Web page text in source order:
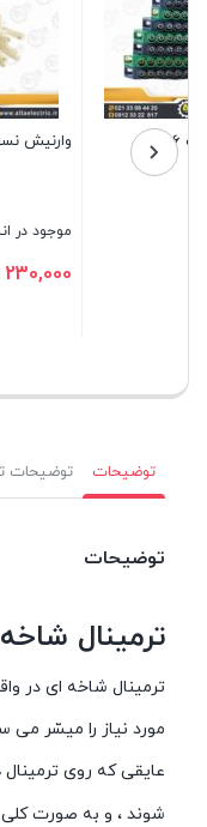
جعبه فیوز روکار 8 تایی ایرآل
تومان
توضیحات توضیحات
توضیحات
ترمینال شاخه ای ، جهت
ترمینال شاخه ای در
مورد نیاز را میسّر می
عایقی که روی ترمینال
شوند ، و به صورت کلی